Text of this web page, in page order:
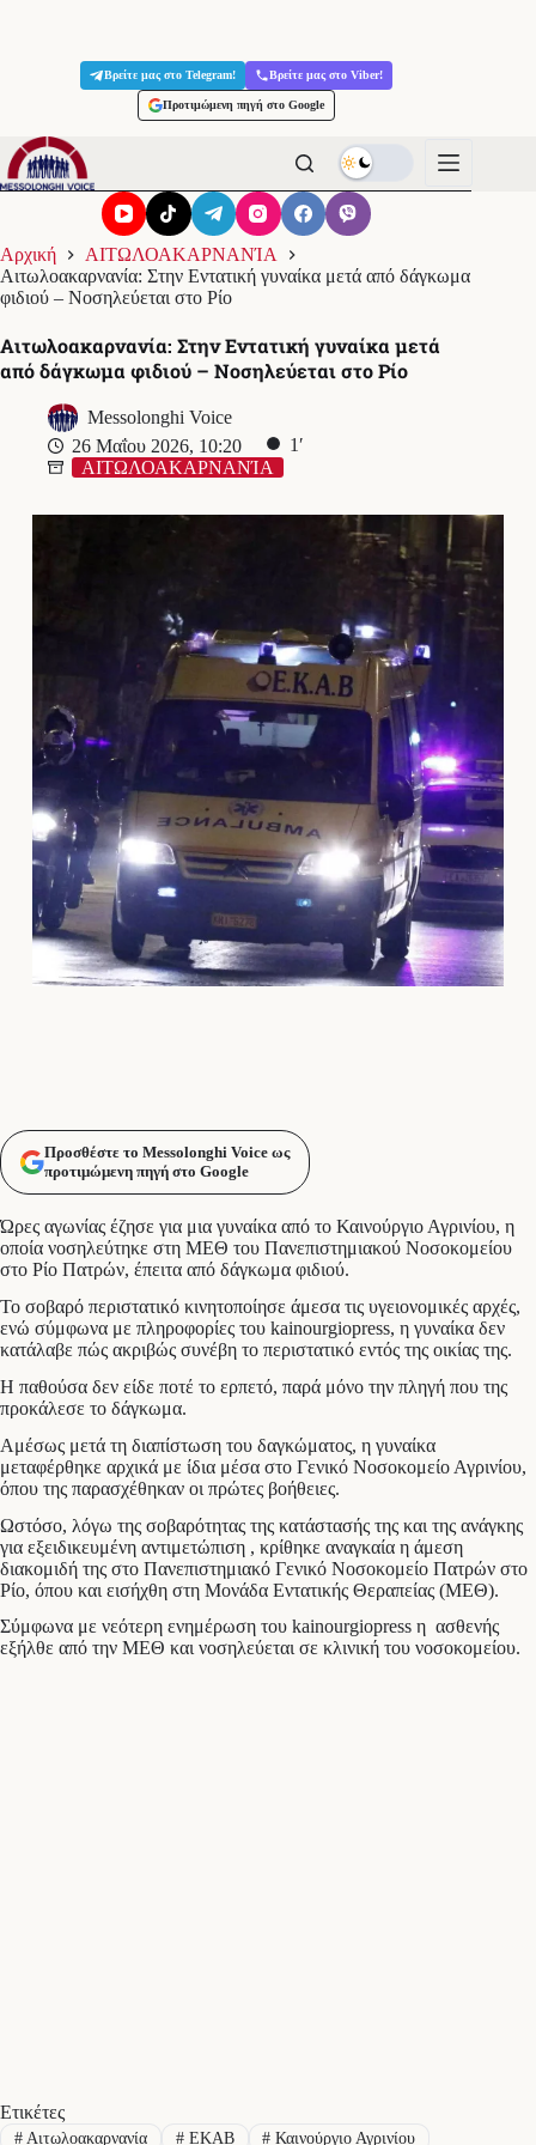
Βρείτε μας στο Telegram! Βρείτε μας στο Viber!
Προτιμώμενη πηγή στο Google
Αρχική
ΑΙΤΩΛΟΑΚΑΡΝΑΝΊΑ
Αιτωλοακαρνανία: Στην Εντατική γυναίκα μετά από δάγκωμα
φιδιού – Νοσηλεύεται στο Ρίο
Αιτωλοακαρνανία: Στην Εντατική γυναίκα μετά
από δάγκωμα φιδιού – Νοσηλεύεται στο Ρίο
Messolonghi Voice
26 Μαΐου 2026, 10:20
1′
ΑΙΤΩΛΟΑΚΑΡΝΑΝΊΑ
Προσθέστε το Messolonghi Voice ως
προτιμώμενη πηγή στο Google
Ώρες αγωνίας έζησε για μια γυναίκα από το Καινούργιο Αγρινίου, η
οποία νοσηλεύτηκε στη ΜΕΘ του Πανεπιστημιακού Νοσοκομείου
στο Ρίο Πατρών, έπειτα από δάγκωμα φιδιού.
Το σοβαρό περιστατικό κινητοποίησε άμεσα τις υγειονομικές αρχές,
ενώ σύμφωνα με πληροφορίες του kainourgiopress, η γυναίκα δεν
κατάλαβε πώς ακριβώς συνέβη το περιστατικό εντός της οικίας της.
Η παθούσα δεν είδε ποτέ το ερπετό, παρά μόνο την πληγή που της
προκάλεσε το δάγκωμα.
Αμέσως μετά τη διαπίστωση του δαγκώματος, η γυναίκα
μεταφέρθηκε αρχικά με ίδια μέσα στο Γενικό Νοσοκομείο Αγρινίου,
όπου της παρασχέθηκαν οι πρώτες βοήθειες.
Ωστόσο, λόγω της σοβαρότητας της κατάστασής της και της ανάγκης
για εξειδικευμένη αντιμετώπιση , κρίθηκε αναγκαία η άμεση
διακομιδή της στο Πανεπιστημιακό Γενικό Νοσοκομείο Πατρών στο
Ρίο, όπου και εισήχθη στη Μονάδα Εντατικής Θεραπείας (ΜΕΘ).
Σύμφωνα με νεότερη ενημέρωση του kainourgiopress η ασθενής
εξήλθε από την ΜΕΘ και νοσηλεύεται σε κλινική του νοσοκομείου.
Ετικέτες
#Αιτωλοακαρνανία #ΕΚΑΒ # Καινούργιο Αγρινίου